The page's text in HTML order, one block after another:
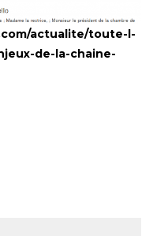
actualite/toute-l-
de-la-chaine-